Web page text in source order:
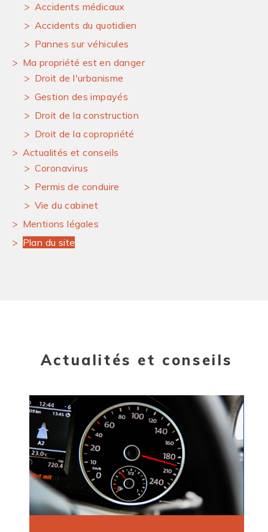
Accidents médicaux
Accidents du quotidien
Pannes sur véhicules
Ma propriété est en danger
Droit de l'urbanisme
Gestion des impayés
Droit de la construction
Droit de la copropriété
Actualités et conseils
Coronavirus
Permis de conduire
Vie du cabinet
Mentions légales
Plan du site
Actualités et conseils